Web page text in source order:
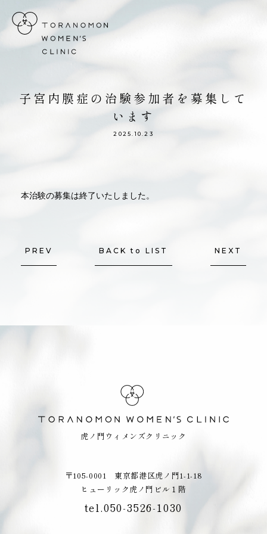
虎ノ門ウィメンズクリニック
子宮内膜症の治験参加者を募集して
います
2025.10.23
本治験の募集は終了いたしました。
PREV BACK to LIST NEXT
虎ノ門ウィメンズクリニック
〒105-0001 東京都港区虎ノ門1-1-18
ヒューリック虎ノ門ビル１階
tel.050-3526-1030